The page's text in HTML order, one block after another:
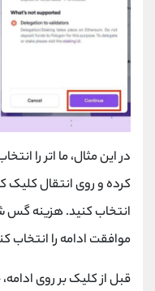
در این مثال، ما اتر را
کرده و روی انتقال کلیک
انتخاب کنید. هزینه
موافقت ادامه را انتخاب
قبل از کلیک بر روی